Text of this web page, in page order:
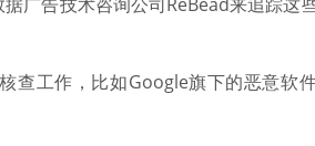
查工作，比如Google旗下的恶意软